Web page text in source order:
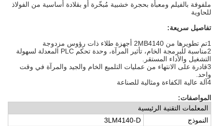
ملفوفة بالفيلم ومعبأة بحجرة خشبية مُبخّرة أو بقلادة أساسية من الفولاذ
للحاوية
تفاصيل سريعة:
2مناسبة للبرمجة الخام، تأثير المرآة، وحدة تحكم PLC المعدلة لسهولة
التشغيل والأداء المستقر.
3قادرة على الانتهاء من عمليات التلميع الخام والجيد والمرآة في وقت
واحد.
4آلة عالية الكفاءة ومثالية للصناعة
المواصفات:
المعلمات التقنية الرئيسية
النموذج
3LM4140-D